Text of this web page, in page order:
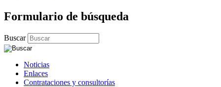
Formulario de búsqueda
Buscar
Noticias
Enlaces
Contrataciones y consultorías